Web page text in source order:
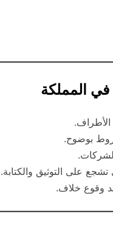
في المملكة
الأطراف.
بوضوح.
تشجع على التوثيق والكتابة.
وقوع خلاف.